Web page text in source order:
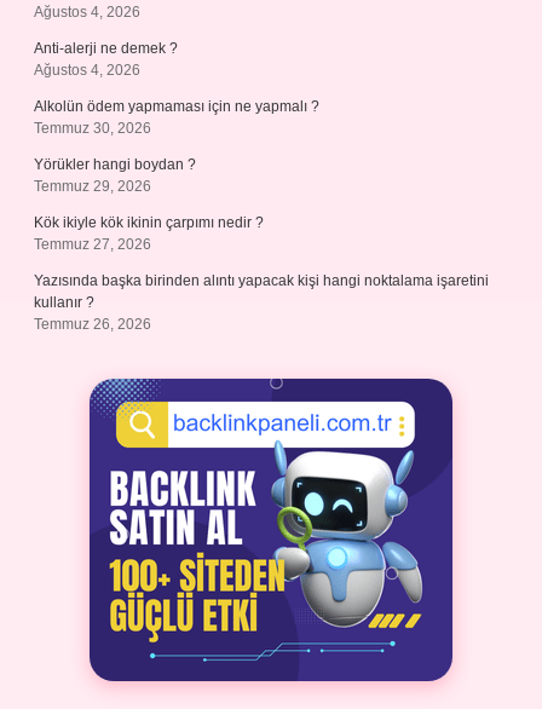
Ağustos 4, 2026
Anti-alerji ne demek ?
Ağustos 4, 2026
Alkolün ödem yapmaması için ne yapmalı ?
Temmuz 30, 2026
Yörükler hangi boydan ?
Temmuz 29, 2026
Kök ikiyle kök ikinin çarpımı nedir ?
Temmuz 27, 2026
Yazısında başka birinden alıntı yapacak kişi hangi noktalama işaretini
kullanır ?
Temmuz 26, 2026